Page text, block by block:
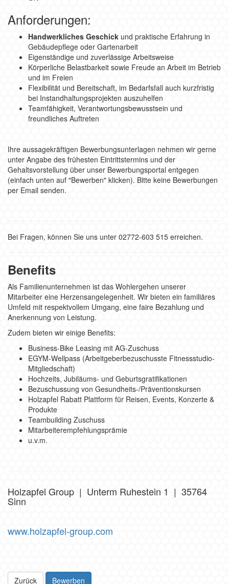
Anforderungen:
Handwerkliches Geschick und praktische Erfahrung in
Gebäudepflege oder Gartenarbeit
Eigenständige und zuverlässige Arbeitsweise
Körperliche Belastbarkeit sowie Freude an Arbeit im Betrieb
und im Freien
Flexibilität und Bereitschaft, im Bedarfsfall auch kurzfristig
bei Instandhaltungsprojekten auszuhelfen
Teamfähigkeit, Verantwortungsbewusstsein und
freundliches Auftreten
Ihre aussagekräftigen Bewerbungsunterlagen nehmen wir gerne
unter Angabe des frühesten Eintrittstermins und der
Gehaltsvorstellung über unser Bewerbungsportal entgegen
(einfach unten auf "Bewerben" klicken). Bitte keine Bewerbungen
per Email senden.
Bei Fragen, können Sie uns unter 02772-603 515 erreichen.
Benefits
Als Familienunternehmen ist das Wohlergehen unserer
Mitarbeiter eine Herzensangelegenheit. Wir bieten ein familiäres
Umfeld mit respektvollem Umgang, eine faire Bezahlung und
Anerkennung von Leistung.
Zudem bieten wir einige Benefits:
Business-Bike Leasing mit AG-Zuschuss
EGYM-Wellpass (Arbeitgeberbezuschusste Fitnessstudio-
Mitgliedschaft)
Hochzeits, Jubiläums- und Geburtsgratifikationen
Bezuschussung von Gesundheits-/Präventionskursen
Holzapfel Rabatt Plattform für Reisen, Events, Konzerte &
Produkte
Teambuilding Zuschuss
Mitarbeiterempfehlungsprämie
u.v.m.
Holzapfel Group | Unterm Ruhestein 1 | 35764
Sinn
www.holzapfel-group.com
Zurück Bewerben